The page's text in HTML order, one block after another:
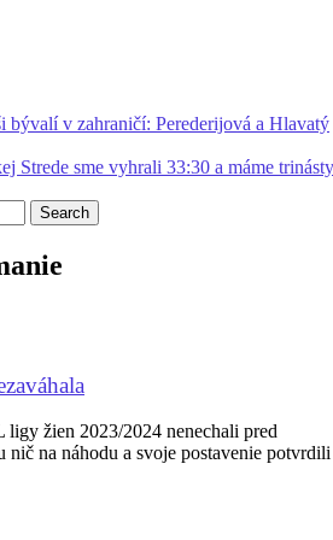
bývalí v zahraničí: Perederijová a Hlavatý
Strede sme vyhrali 33:30 a máme trinásty
Search
žien 2023/2024 nenechali pred
nič na náhodu a svoje postavenie potvrdili